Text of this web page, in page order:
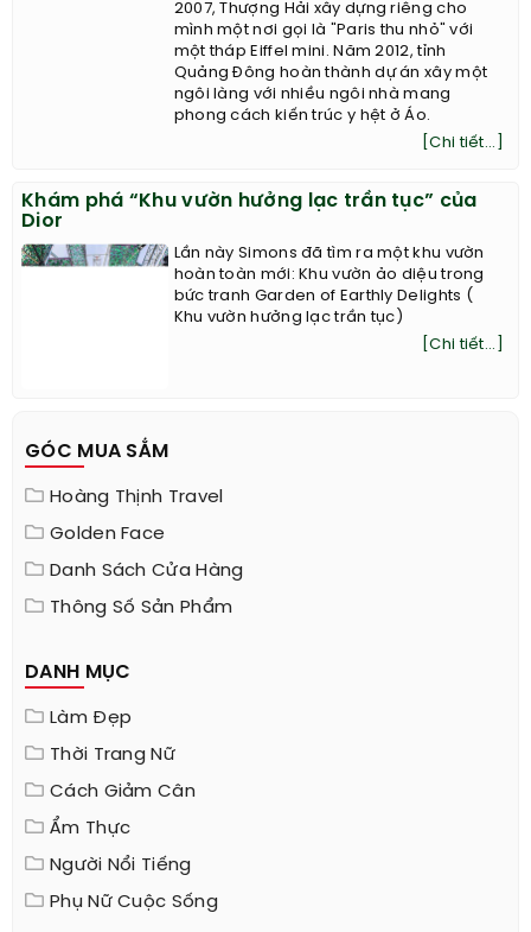
2007, Thượng Hải xây dựng riêng cho
mình một nơi gọi là "Paris thu nhỏ" với
một tháp Eiffel mini. Năm 2012, tỉnh
Quảng Đông hoàn thành dự án xây một
ngôi làng với nhiều ngôi nhà mang
phong cách kiến trúc y hệt ở Áo.
[Chi tiết...]
Khám phá “Khu vườn hưởng lạc trần tục” của
Dior
Lần này Simons đã tìm ra một khu vườn
hoàn toàn mới: Khu vườn ảo diệu trong
bức tranh Garden of Earthly Delights (
Khu vườn hưởng lạc trần tục)
[Chi tiết...]
GÓC MUA SẮM
Hoàng Thịnh Travel
Golden Face
Danh Sách Cửa Hàng
Thông Số Sản Phẩm
DANH MỤC
Làm Đẹp
Thời Trang Nữ
Cách Giảm Cân
Ẩm Thực
Người Nổi Tiếng
Phụ Nữ Cuộc Sống